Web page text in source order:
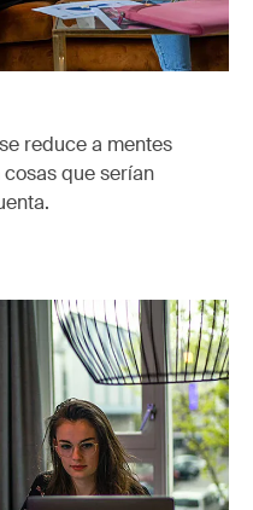
reduce a mentes
que serían
pestaña